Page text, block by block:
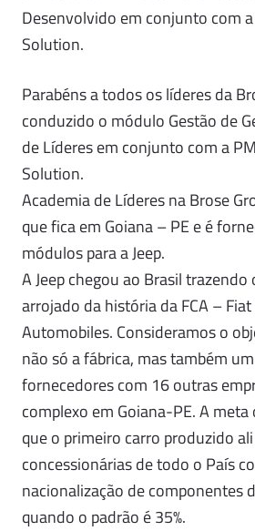
Desenvolvido em conjunto com
Solution.
Parabéns a todos os líderes da
conduzido o módulo Gestão de
de Líderes em conjunto com a
Solution.
Academia de Líderes na Brose
que fica em Goiana – PE e é
módulos para a Jeep.
A Jeep chegou ao Brasil
arrojado da história da FCA –
Automobiles. Consideramos o
não só a fábrica, mas também
fornecedores com 16 outras
complexo em Goiana-PE. A
que o primeiro carro produzido
concessionárias de todo o País
nacionalização de componentes
quando o padrão é 35%.